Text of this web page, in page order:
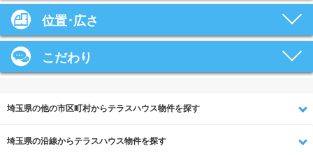
位置･広さ
こだわり
埼玉県の他の市区町村からテラスハウス物件を探す
埼玉県の沿線からテラスハウス物件を探す